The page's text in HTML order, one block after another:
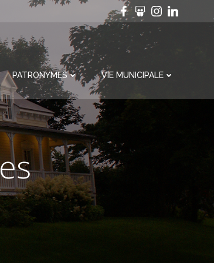
PATRONYMES VIE MUNICIPALE